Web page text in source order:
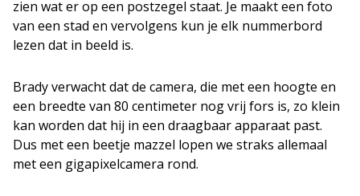
zien wat er op een postzegel staat. Je maakt een foto
van een stad en vervolgens kun je elk nummerbord
lezen dat in beeld is.
Brady verwacht dat de camera, die met een hoogte en
een breedte van 80 centimeter nog vrij fors is, zo klein
kan worden dat hij in een draagbaar apparaat past.
Dus met een beetje mazzel lopen we straks allemaal
met een gigapixelcamera rond.